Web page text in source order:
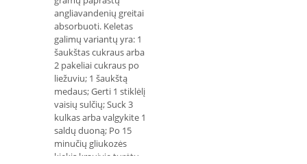
angliavandenių greitai
absorbuoti. Keletas
galimų variantų yra: 1
šaukštas cukraus arba
2 pakeliai cukraus po
liežuviu; 1 šaukštą
medaus; Gerti 1 stiklėlį
vaisių sulčių; Suck 3
kulkas arba valgykite 1
saldų duoną; Po 15
minučių gliukozės
kiekis kraujyje turėtų